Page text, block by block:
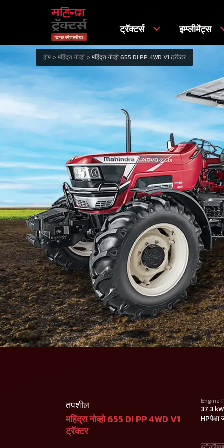
ट्रॅक्टर्स इम्प्लीमेंट्स
होम महिंद्रा नोव्हो महिंद्रा नोव्हो 655 DI PP 4WD V1 ट्रॅक्टर
तपशील
महिंद्रा नोव्हो 655 DI PP 4WD V1
ट्रॅक्टर
Engine
37.3
HPपेक्षा